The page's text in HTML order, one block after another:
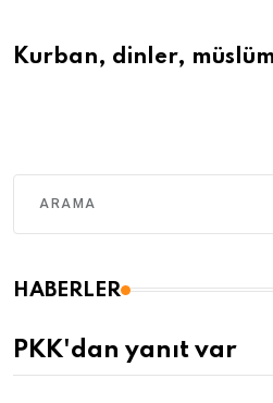
Kurban, dinler,
HABERLER
PKK'dan yanıt var